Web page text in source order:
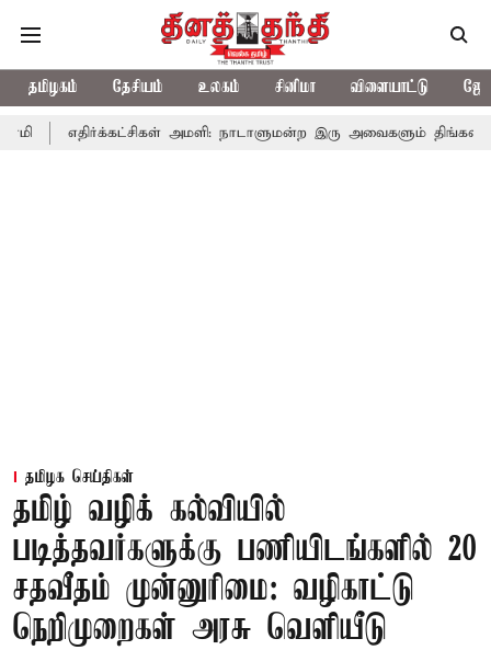
தமிழகம் தேசியம் உலகம் சினிமா விளையாட்டு
அமளி: நாடாளுமன்ற இரு அவைகளும் திங்கள்கிழமை
தமிழக செய்திகள்
தமிழ் வழிக் கல்வியில்
படித்தவர்களுக்கு பணியிடங்களில் 20
சதவீதம் முன்னுரிமை: வழிகாட்டு
நெறிமுறைகள் அரசு வெளியீடு